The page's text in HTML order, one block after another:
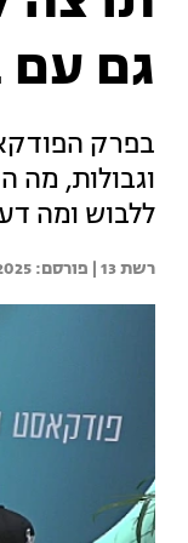
גם עם
בפרק
וגבולות, מה
ללבוש ומה
רשת 13 |